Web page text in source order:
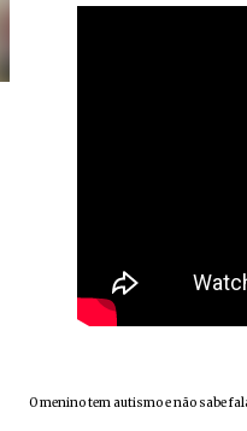
O menino tem autismo e não sabe